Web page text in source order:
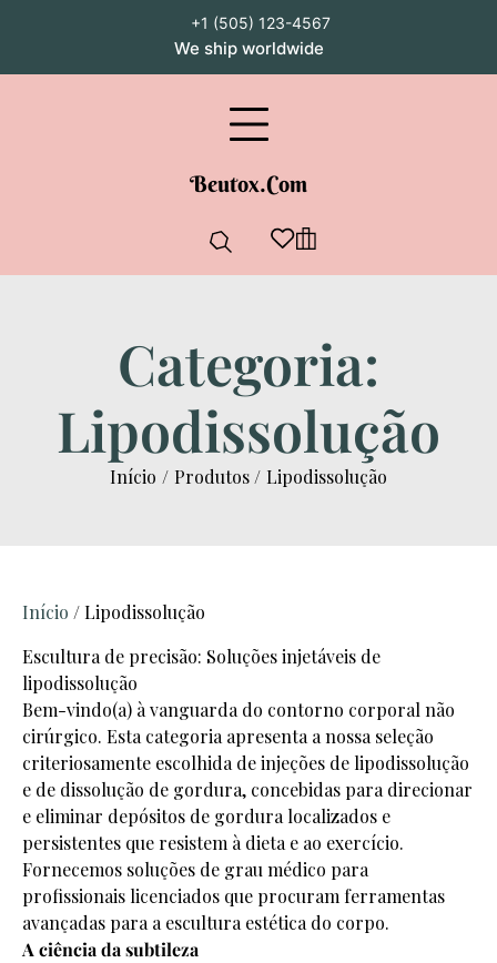
+1 (505) 123-4567
We ship worldwide
Facebook
Pinterest
Instagram
Youtube
Whatsapp
Beutox.com
Categoria:
Lipodissolução
Início Produtos Lipodissolução
Início / Lipodissolução
Escultura de precisão: Soluções injetáveis de
lipodissolução
Bem-vindo(a) à vanguarda do contorno corporal não
cirúrgico. Esta categoria apresenta a nossa seleção
criteriosamente escolhida de injeções de lipodissolução
e de dissolução de gordura, concebidas para direcionar
e eliminar depósitos de gordura localizados e
persistentes que resistem à dieta e ao exercício.
Fornecemos soluções de grau médico para
profissionais licenciados que procuram ferramentas
avançadas para a escultura estética do corpo.
A ciência da subtileza